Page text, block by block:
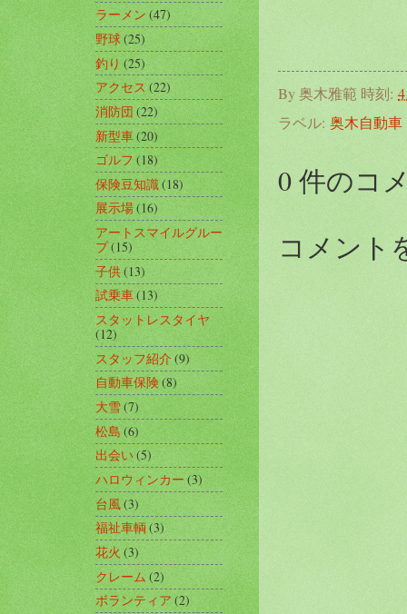
By奥木雅範 時刻:
ラベル: 奥木自動車
0 件のコ
コメント
ラーメン(47)
野球(25)
釣り(25)
アクセス(22)
消防団(22)
新型車(20)
ゴルフ(18)
保険豆知識(18)
展示場(16)
アートスマイルグルー
プ(15)
子供(13)
試乗車(13)
スタットレスタイヤ
(12)
スタッフ紹介(9)
自動車保険(8)
大雪(7)
松島 (6)
出会い(5)
ハロウィンカー(3)
台風(3)
福祉車輌 (3)
花火(3)
クレーム(2)
ボランティア(2)